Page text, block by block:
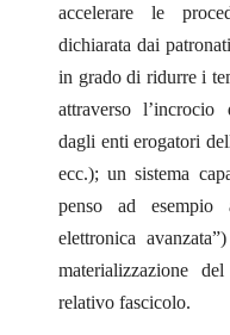
accelerare le
dichiarata dai
in grado di ridurre i
attraverso
dagli enti erogatori
ecc.); un sistema
penso ad
elettronica
materializzazione
relativo fascicolo.